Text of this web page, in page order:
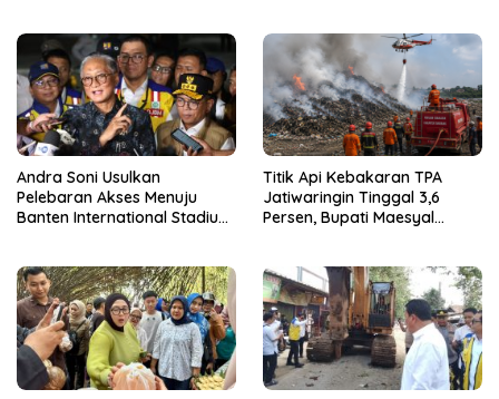
Andra Soni Usulkan
Pelebaran Akses Menuju
Banten International Stadium,
Titik Api Kebakaran TPA
Jatiwaringin Tinggal 3,6
Persen, Bupati Maesyal